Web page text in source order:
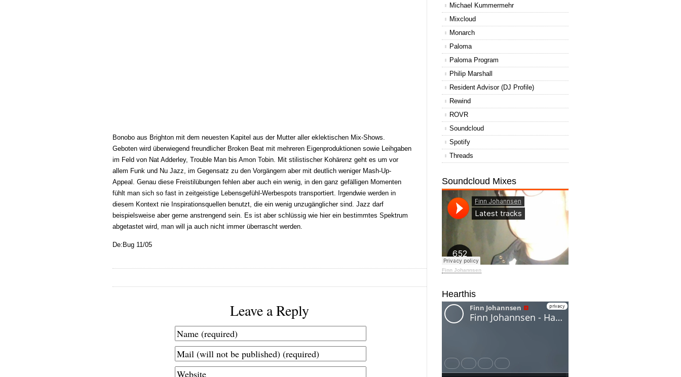
Bonobo aus Brighton mit dem neuesten Kapitel aus der Mutter aller eklektischen Mix-Shows.
Geboten wird überwiegend freundlicher Broken Beat mit mehreren Eigenproduktionen sowie Leihgaben
im Feld von Nat Adderley, Trouble Man bis Amon Tobin. Mit stilistischer Kohärenz geht es um vor
allem Funk und Nu Jazz, im Gegensatz zu den Vorgängern aber mit deutlich weniger Mash-Up-
Appeal. Genau diese Freistilübungen fehlen aber auch ein wenig, in den ganz gefälligen Momenten
fühlt man sich so fast in zeitgeistige Lebensgefühl-Werbespots transportiert. Irgendwie werden in
diesem Kontext nie Inspirationsquellen benutzt, die ein wenig unzugänglicher sind. Jazz darf
beispielsweise aber gerne anstrengend sein. Es ist aber schlüssig wie hier ein bestimmtes Spektrum
abgetastet wird, man will ja auch nicht immer überrascht werden.
De:Bug 11/05
Leave a Reply
Michael Kummermehr
Mixcloud
Monarch
Paloma
Paloma Program
Philip Marshall
Resident Advisor (DJ Profile)
Rewind
ROVR
Soundcloud
Spotify
Threads
Soundcloud Mixes
Finn Johannsen
Hearthis